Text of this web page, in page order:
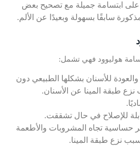
ابتسامة جميلة مع تصحيح بعض
سابقًا بسهولة وبعيدًا عن الألم.
هوليوود فهي تشمل:
للأسنان بشكلها الطبيعي دون
طبقة المينا عن الأسنان.
للإصلاح في حال تشققت.
حساسية تجاه المشروبات والأطعمة
نزع طبقة المينا.